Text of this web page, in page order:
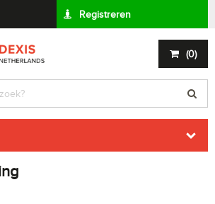
Registreren
(0)